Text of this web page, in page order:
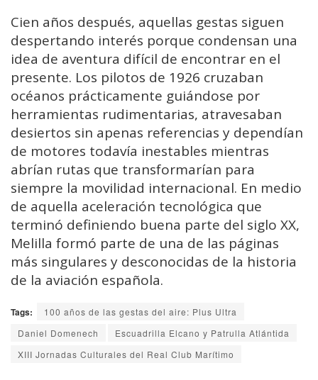
Cien años después, aquellas gestas siguen
despertando interés porque condensan una
idea de aventura difícil de encontrar en el
presente. Los pilotos de 1926 cruzaban
océanos prácticamente guiándose por
herramientas rudimentarias, atravesaban
desiertos sin apenas referencias y dependían
de motores todavía inestables mientras
abrían rutas que transformarían para
siempre la movilidad internacional. En medio
de aquella aceleración tecnológica que
terminó definiendo buena parte del siglo XX,
Melilla formó parte de una de las páginas
más singulares y desconocidas de la historia
de la aviación española.
Tags:
100 años de las gestas del aire: Plus Ultra
Daniel Domenech
Escuadrilla Elcano y Patrulla Atlántida
XIII Jornadas Culturales del Real Club Marítimo